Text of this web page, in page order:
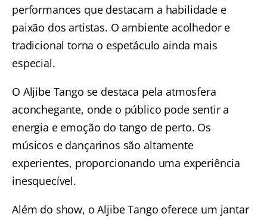
performances que destacam a habilidade e
paixão dos artistas. O ambiente acolhedor e
tradicional torna o espetáculo ainda mais
especial.
O Aljibe Tango se destaca pela atmosfera
aconchegante, onde o público pode sentir a
energia e emoção do tango de perto. Os
músicos e dançarinos são altamente
experientes, proporcionando uma experiência
inesquecível.
Além do show, o Aljibe Tango oferece um jantar